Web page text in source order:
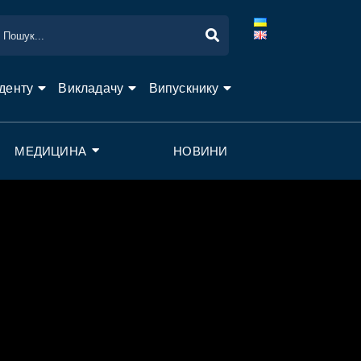
Викладачу Випускнику
МЕДИЦИНА НОВИНИ